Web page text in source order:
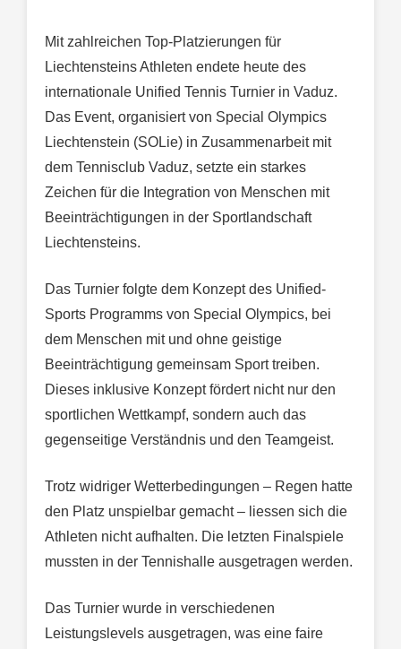
Mit zahlreichen Top-Platzierungen für
Liechtensteins Athleten endete heute des
internationale Unified Tennis Turnier in Vaduz.
Das Event, organisiert von Special Olympics
Liechtenstein (SOLie) in Zusammenarbeit mit
dem Tennisclub Vaduz, setzte ein starkes
Zeichen für die Integration von Menschen mit
Beeinträchtigungen in der Sportlandschaft
Liechtensteins.
Das Turnier folgte dem Konzept des Unified-
Sports Programms von Special Olympics, bei
dem Menschen mit und ohne geistige
Beeinträchtigung gemeinsam Sport treiben.
Dieses inklusive Konzept fördert nicht nur den
sportlichen Wettkampf, sondern auch das
gegenseitige Verständnis und den Teamgeist.
Trotz widriger Wetterbedingungen – Regen hatte
den Platz unspielbar gemacht – liessen sich die
Athleten nicht aufhalten. Die letzten Finalspiele
mussten in der Tennishalle ausgetragen werden.
Das Turnier wurde in verschiedenen
Leistungslevels ausgetragen, was eine faire